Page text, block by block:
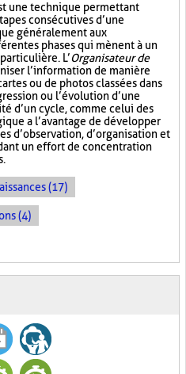
une technique permettant
consécutives d’une
généralement aux
phases qui mènent à un
L’Organisateur de
l’information de manière
ou de photos classées dans
ou l’évolution d’une
d’un cycle, comme celui des
a l’avantage de développer
d’observation, d’organisation et
un effort de concentration
(17)
(4)